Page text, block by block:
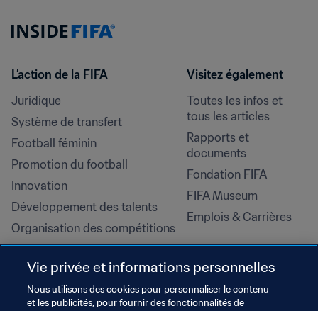
L’action de la FIFA
Juridique
Système de transfert
Football féminin
Promotion du football
Innovation
Développement des talents
Organisation des compétitions
Développement durable
Droits de l'homme et lutte contre
la discrimination
Santé et médical
Visitez également
Toutes les infos et
tous les articles
Rapports et
documents
Fondation FIFA
FIFA Museum
Emplois & Carrières
Vie privée et informations personnelles
Nous utilisons des cookies pour personnaliser le contenu
et les publicités, pour fournir des fonctionnalités de